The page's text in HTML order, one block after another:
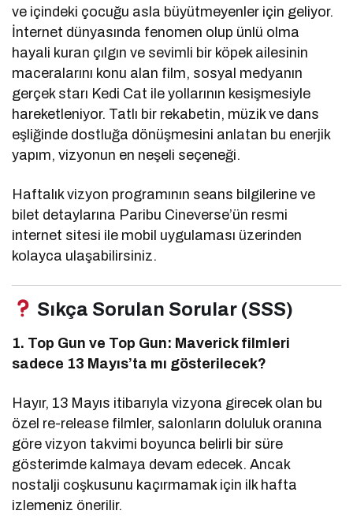
ve içindeki çocuğu asla büyütmeyenler için geliyor.
İnternet dünyasında fenomen olup ünlü olma
hayali kuran çılgın ve sevimli bir köpek ailesinin
maceralarını konu alan film, sosyal medyanın
gerçek starı Kedi Cat ile yollarının kesişmesiyle
hareketleniyor. Tatlı bir rekabetin, müzik ve dans
eşliğinde dostluğa dönüşmesini anlatan bu enerjik
yapım, vizyonun en neşeli seçeneği.
Haftalık vizyon programının seans bilgilerine ve
bilet detaylarına Paribu Cineverse’ün resmi
internet sitesi ile mobil uygulaması üzerinden
kolayca ulaşabilirsiniz.
Sıkça Sorulan Sorular (SSS)
1. Top Gun ve Top Gun: Maverick filmleri
sadece 13 Mayıs’ta mı gösterilecek?
Hayır, 13 Mayıs itibarıyla vizyona girecek olan bu
özel re-release filmler, salonların doluluk oranına
göre vizyon takvimi boyunca belirli bir süre
gösterimde kalmaya devam edecek. Ancak
nostalji coşkusunu kaçırmamak için ilk hafta
izlemeniz önerilir.